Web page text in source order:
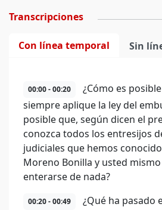
Transcripciones
Con línea temporal Sin
00:00 - 00:20
¿Cómo es
siempre aplique la ley del
posible que, según dicen el
conozca todos los entresijos
judiciales que hemos
Moreno Bonilla y usted
enterarse de nada?
00:20 - 00:49
¿Qué ha pasado